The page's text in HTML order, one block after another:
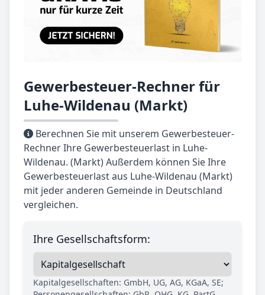
Gewerbesteuer-Rechner für
Luhe-Wildenau (Markt)
Berechnen Sie mit unserem Gewerbesteuer-
Rechner Ihre Gewerbesteuerlast in Luhe-
Wildenau. (Markt) Außerdem können Sie Ihre
Gewerbesteuerlast aus Luhe-Wildenau (Markt)
mit jeder anderen Gemeinde in Deutschland
vergleichen.
Ihre Gesellschaftsform:
Kapitalgesellschaften: GmbH, UG, AG, KGaA, SE;